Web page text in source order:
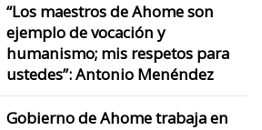
“Los maestros de Ahome son
ejemplo de vocación y
humanismo; mis respetos para
ustedes”: Antonio Menéndez
Gobierno de Ahome trabaja en